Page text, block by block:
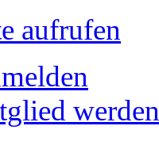
aufrufen
werden